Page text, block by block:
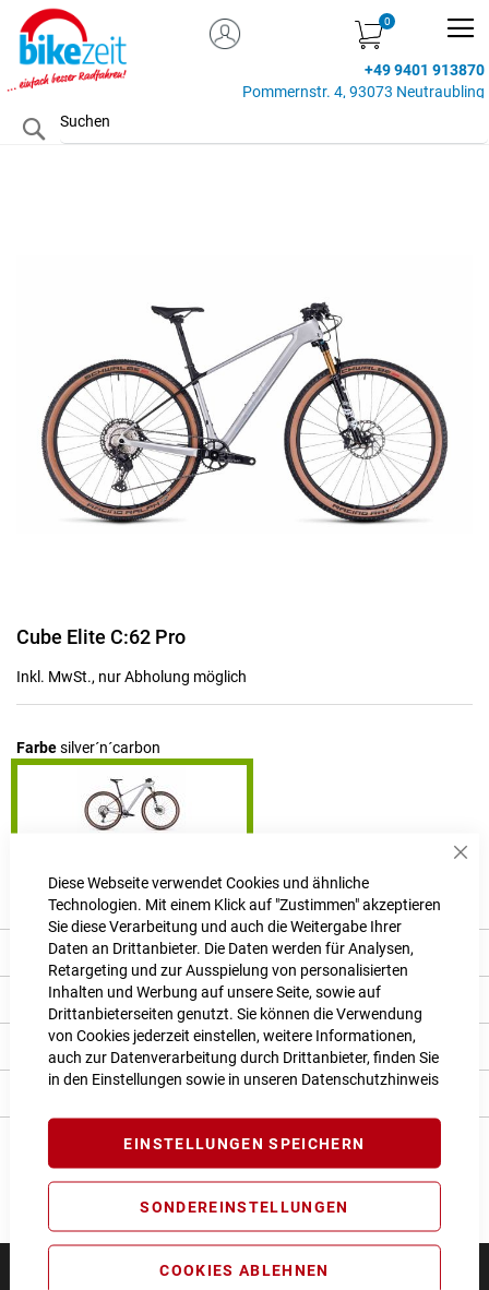
Diese Webseite verwendet Cookies und ähnliche
Technologien. Mit einem Klick auf "Zustimmen" akzeptieren
Sie diese Verarbeitung und auch die Weitergabe Ihrer
Daten an Drittanbieter. Die Daten werden für Analysen,
Retargeting und zur Ausspielung von personalisierten
Inhalten und Werbung auf unsere Seite, sowie auf
Drittanbieterseiten genutzt. Sie können die Verwendung
von Cookies jederzeit einstellen, weitere Informationen,
auch zur Datenverarbeitung durch Drittanbieter, finden Sie
in den Einstellungen sowie in unseren Datenschutzhinweis
EINSTELLUNGEN SPEICHERN
SONDEREINSTELLUNGEN
COOKIES ABLEHNEN
MEIN KONTO
+49 9401 913870
Pommernstr. 4, 93073 Neutraubling
Search
Zum
der
Cube Elite C:62 Pro
Inkl. MwSt., nur Abholung möglich
Farbesilver´n´carbon
Beschreibung
Produkt Details
Bewertungen
Angaben zur Produktsicherheit